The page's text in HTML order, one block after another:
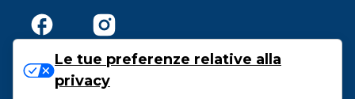
Le tue preferenze relative alla
privacy